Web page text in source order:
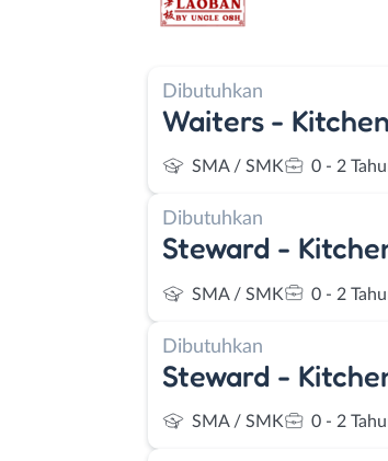
Dibutuhkan
Waiters - Kitchen
SMA / SMK 0 - 2
Dibutuhkan
Steward -
SMA / SMK 0 - 2
Dibutuhkan
Steward -
SMA / SMK 0 - 2